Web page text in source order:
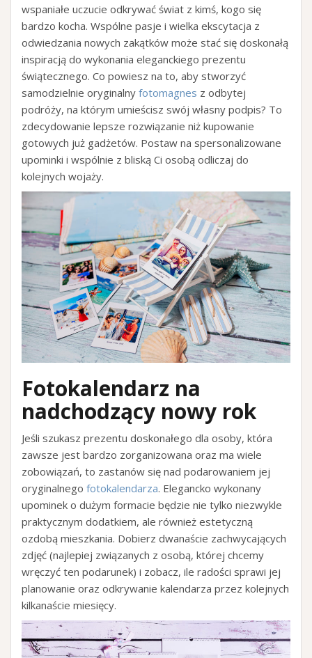
wspaniałe uczucie odkrywać świat z kimś, kogo się
bardzo kocha. Wspólne pasje i wielka ekscytacja z
odwiedzania nowych zakątków może stać się doskonałą
inspiracją do wykonania eleganckiego prezentu
świątecznego. Co powiesz na to, aby stworzyć
samodzielnie oryginalny fotomagnes z odbytej
podróży, na którym umieścisz swój własny podpis? To
zdecydowanie lepsze rozwiązanie niż kupowanie
gotowych już gadżetów. Postaw na spersonalizowane
upominki i wspólnie z bliską Ci osobą odliczaj do
kolejnych wojaży.
Fotokalendarz na
nadchodzący nowy rok
Jeśli szukasz prezentu doskonałego dla osoby, która
zawsze jest bardzo zorganizowana oraz ma wiele
zobowiązań, to zastanów się nad podarowaniem jej
oryginalnego fotokalendarza. Elegancko wykonany
upominek o dużym formacie będzie nie tylko niezwykle
praktycznym dodatkiem, ale również estetyczną
ozdobą mieszkania. Dobierz dwanaście zachwycających
zdjęć (najlepiej związanych z osobą, której chcemy
wręczyć ten podarunek) i zobacz, ile radości sprawi jej
planowanie oraz odkrywanie kalendarza przez kolejnych
kilkanaście miesięcy.